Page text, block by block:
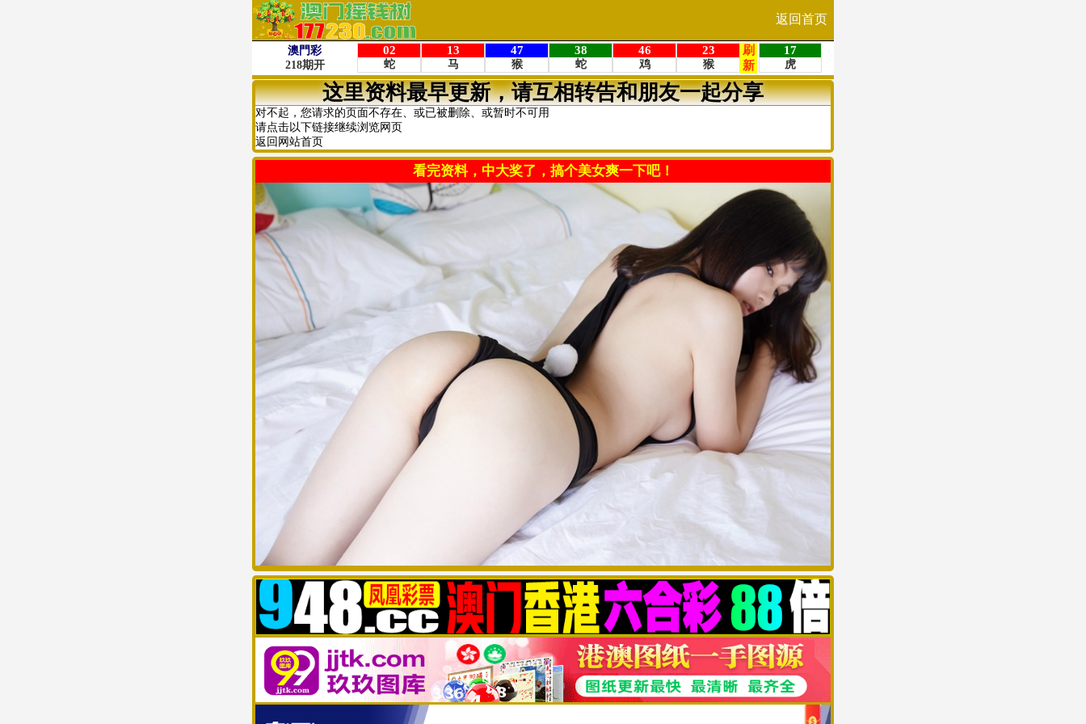
返回首页
这里资料最早更新，请互相转告和朋友一起分享
对不起，您请求的页面不存在、或已被删除、或暂时不可用
请点击以下链接继续浏览网页
返回网站首页
看完资料，中大奖了，搞个美女爽一下吧！